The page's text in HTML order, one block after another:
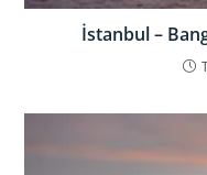
İstanbul –